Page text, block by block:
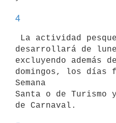
4
desarrollará de
excluyendo además
domingos, los días
Semana
Santa o de Turismo